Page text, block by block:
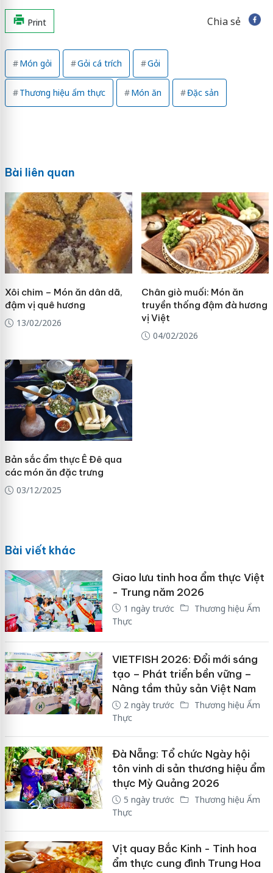
Print Chia sẻ
Món gỏi Gỏi cá trích Gỏi
Thương hiệu ẩm thực Món ăn Đặc sản
Bài liên quan
Xôi chim – Món ăn dân dã,
đậm vị quê hương
13/02/2026
Chân giò muối: Món ăn
truyền thống đậm đà hương
vị Việt
04/02/2026
Bản sắc ẩm thực Ê Đê qua
các món ăn đặc trưng
03/12/2025
Bài viết khác
Giao lưu tinh hoa ẩm thực Việt
- Trung năm 2026
1 ngày trước
Thương hiệu Ẩm
Thực
VIETFISH 2026: Đổi mới sáng
tạo – Phát triển bền vững –
Nâng tầm thủy sản Việt Nam
2 ngày trước
Thương hiệu Ẩm
Thực
Đà Nẵng: Tổ chức Ngày hội
tôn vinh di sản thương hiệu ẩm
thực Mỳ Quảng 2026
5 ngày trước
Thương hiệu Ẩm
Thực
Vịt quay Bắc Kinh - Tinh hoa
ẩm thực cung đình Trung Hoa